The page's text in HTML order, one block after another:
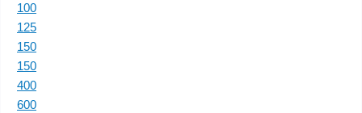
100
125
150
150
400
600